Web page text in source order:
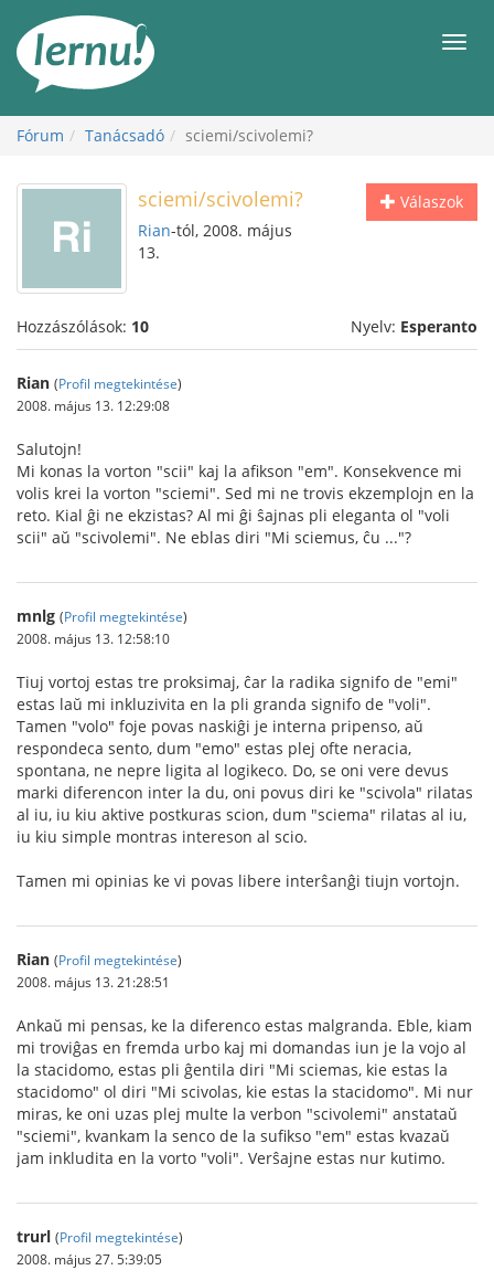
Fórum Tanácsadó sciemi/scivolemi?
Válaszok
sciemi/scivolemi?
Rian-tól, 2008. május
13.
Hozzászólások: 10 Nyelv: Esperanto
Rian (Profil megtekintése)
2008. május 13. 12:29:08
Salutojn!
Mi konas la vorton "scii" kaj la afikson "em". Konsekvence mi
volis krei la vorton "sciemi". Sed mi ne trovis ekzemplojn en la
reto. Kial ĝi ne ekzistas? Al mi ĝi ŝajnas pli eleganta ol "voli
scii" aŭ "scivolemi". Ne eblas diri "Mi sciemus, ĉu ..."?
mnlg (Profil megtekintése)
2008. május 13. 12:58:10
Tiuj vortoj estas tre proksimaj, ĉar la radika signifo de "emi"
estas laŭ mi inkluzivita en la pli granda signifo de "voli".
Tamen "volo" foje povas naskiĝi je interna pripenso, aŭ
respondeca sento, dum "emo" estas plej ofte neracia,
spontana, ne nepre ligita al logikeco. Do, se oni vere devus
marki diferencon inter la du, oni povus diri ke "scivola" rilatas
al iu, iu kiu aktive postkuras scion, dum "sciema" rilatas al iu,
iu kiu simple montras intereson al scio.
Tamen mi opinias ke vi povas libere interŝanĝi tiujn vortojn.
Rian (Profil megtekintése)
2008. május 13. 21:28:51
Ankaŭ mi pensas, ke la diferenco estas malgranda. Eble, kiam
mi troviĝas en fremda urbo kaj mi domandas iun je la vojo al
la stacidomo, estas pli ĝentila diri "Mi sciemas, kie estas la
stacidomo" ol diri "Mi scivolas, kie estas la stacidomo". Mi nur
miras, ke oni uzas plej multe la verbon "scivolemi" anstataŭ
"sciemi", kvankam la senco de la sufikso "em" estas kvazaŭ
jam inkludita en la vorto "voli". Verŝajne estas nur kutimo.
trurl (Profil megtekintése)
2008. május 27. 5:39:05